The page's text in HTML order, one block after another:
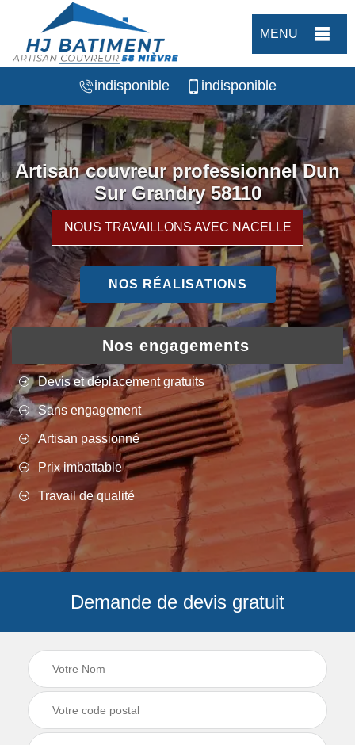
MENU
indisponible indisponible
Artisan couvreur professionnel Dun
Sur Grandry 58110
NOUS TRAVAILLONS AVEC NACELLE
NOS RÉALISATIONS
Nos engagements
Devis et déplacement gratuits
Sans engagement
Artisan passionné
Prix imbattable
Travail de qualité
Demande de devis gratuit